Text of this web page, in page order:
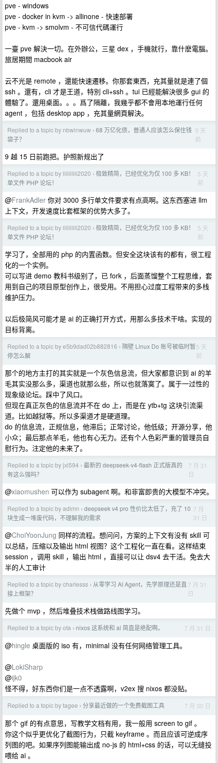
pve - windows
pve - docker in kvm -> allinone - 快速部署
pve - kvm -> smolvm - 不可信代碼運行
一臺 pve 解決一切。在外辦公，三星 dex ，手機就行，靠什麽電腦。
旅居期間 macbook air
云不光是 remote ，還能快速遷移。你那套東西，充其量就是連了個
ssh 。還有，cli 才是王道，特別 cli+ssh 。tui 已經能解決很多 gui 的
體驗了。還用桌面。。。爲了隔離，我幾乎都不會用本地運行任何
agent ，包括 desktop app ，充其量網頁解決。
Replied to a topic by nbwinwuw › 68 万亿化债，普通人应该怎么保住钱
袋子？
5 天
前
9 越 15 日前跑把。护照新规出了
Replied to a topic by lilililili2020 › 极致精简，已经优化为仅 100 多 KB！
单文件 PHP 论坛！
5 天
前
@FrankAdler 你对 3000 多行单文件要求有点高啊。这东西塞进 llm
上下文，开发速度比套框架的优势大多了。
Replied to a topic by lilililili2020 › 极致精简，已经优化为仅 100 多 KB！
单文件 PHP 论坛！
5 天
前
学习了，全部用的 php 的内置函数。但安全这块该有的都有，很工程
化的一个实例。
可以写进 demo 教科书级别了，已 fork ，后面蒸馏整个工程思维，套
用到自己的项目原型创作上，很受用。不用担心过度工程带来的多栈
维护压力。
以后极简风可能才是 ai 的正确打开方式，用那么多技术干啥。实现的
目标背离。
Replied to a topic by e5b9dad02b882816 › 隔壁 Linux Do 账号被临时暂
停怎么解
5 天
前
那个的地方主打的其实就是一个灰色信息流，但大家都意识到 ai 的羊
毛其实没那么多，渠道也就那么些，所以也就落寞了。属于一过性的
现象级论坛。踩中了风口。
但现在真正灰色的信息流并不在 do 上，而是在 ytb+tg 这块引流渠
道。比如越狱等。所以多渠道才是硬道理。
do 的信息流，正规信息，他滞后；正常讨论，他低级；开源分享，他
小众；最后那点羊毛，他也有心无力。还有个人色彩严重的管理员自
慰行为。注定他的未来了。
Replied to a topic by jxl594 › 最新的 deepseek-v4-flash 正式版真的
有这么强吗？
7 月 31
日
@xiaomushen 可以作为 subagent 啊。和非富即贵的大模型不冲突。
Replied to a topic by adimn › deepseek v4 pro 性价比太低了，充了 10
块生成一堆废代码，不理解我的需求
7 月
31 日
@ChoiYoonJung 同样的流程。想问问，方案的上下文有没有 skill 可
以总结，压缩以及输出 html 视图？这个工程化一直在看。这样结束
session ，调用 skill ，输出 html ，直接可以让 dsv4 去干活。免去大
半的人工审计
Replied to a topic by charlesss › 从零学习 AI Agent，先学原理还是直
接上框架？
7 月 31
日
先做个 mvp ，然后堆叠技术栈做路线图学习。
Replied to a topic by ota › nixos 这系统和 ai 简直是绝配啊。 7 月 31 日
@hingle 桌面版的 iso 有，minimal 没有任何网络管理工具。
@LokiSharp
@ijk0
怪不得，好东西你们是一点不透露啊，v2ex 搜 nixos 都没贴。
Replied to a topic by tagee › 分享最近做的一个免费截图工具 7 月 30 日
那个 gif 的有点意思，写教学文档有用，我一般用 screen to gif 。
你这个似乎更优化了截图行为，只截 keyframe 。而且应该可逆成序
列图的吧。如果序列图能输出成 no-js 的 html+css 的话，可以无缝投
喂给 ai 。